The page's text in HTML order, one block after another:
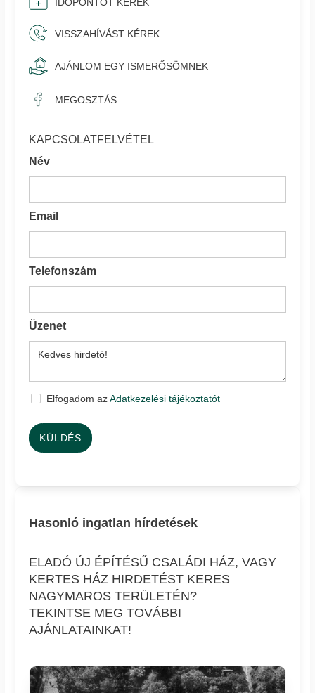
VISSZAHÍVÁST KÉREK
AJÁNLOM EGY ISMERŐSÖMNEK
MEGOSZTÁS
KAPCSOLATFELVÉTEL
Név
Email
Telefonszám
Üzenet
Elfogadom azAdatkezelési tájékoztatót
KÜLDÉS
Hasonló ingatlan hírdetések
ELADÓ ÚJ ÉPÍTÉSŰ CSALÁDI HÁZ, VAGY
KERTES HÁZ HIRDETÉST KERES
NAGYMAROS TERÜLETÉN?
TEKINTSE MEG TOVÁBBI
AJÁNLATAINKAT!